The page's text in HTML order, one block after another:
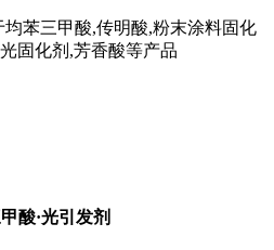
苯三甲酸,传明酸,粉末涂料固化
固化剂,芳香酸等产品
酸·光引发剂